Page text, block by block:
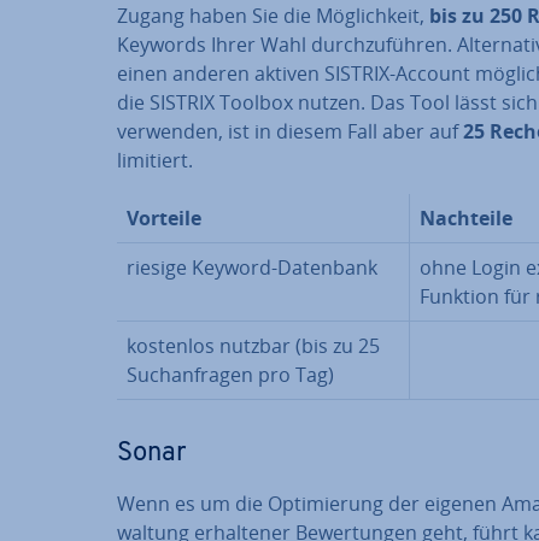
Zugang haben Sie die Mög­lich­keit, bis zu 250
Keywords Ihrer Wahl durch­zu­füh­ren.
einen anderen aktiven SISTRIX-Account
die SISTRIX Toolbox nutzen. Das Tool lässt
verwenden, ist in diesem Fall aber auf25
limitiert.
Vorteile
Nachteile
riesige Keyword-Datenbank
ohne Login
Funktion für
kostenlos nutzbar (bis zu 25
Such­an­fra­gen pro Tag)
Sonar
Wenn es um die Op­ti­mie­rung der eigenen
wal­tung er­hal­te­ner Be­wer­tun­gen geht, führt